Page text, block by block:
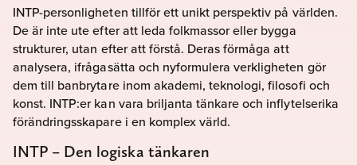
INTP-personligheten tillför ett unikt perspektiv på världen.
De är inte ute efter att leda folkmassor eller bygga
strukturer, utan efter att förstå. Deras förmåga att
analysera, ifrågasätta och nyformulera verkligheten gör
dem till banbrytare inom akademi, teknologi, filosofi och
konst. INTP:er kan vara briljanta tänkare och inflytelserika
förändringsskapare i en komplex värld.
INTP – Den logiska tänkaren